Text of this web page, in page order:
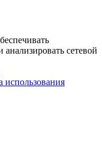
сетевой
использования